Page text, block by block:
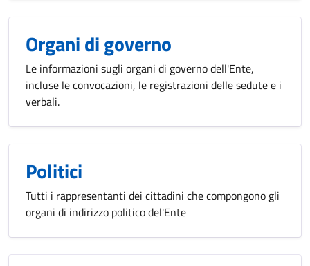
Organi di governo
Le informazioni sugli organi di governo dell'Ente,
incluse le convocazioni, le registrazioni delle sedute e i
verbali.
Politici
Tutti i rappresentanti dei cittadini che compongono gli
organi di indirizzo politico del'Ente